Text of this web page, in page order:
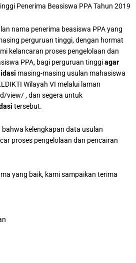
Penerima Beasiswa PPA Tahun 2019
nama penerima beasiswa PPA yang
perguruan tinggi, dengan hormat
kelancaran proses pengelolaan dan
PPA, bagi perguruan tinggiagar
masing-masing usulan mahasiswa
Wilayah VI melalui laman
view/ , dan segera untuk
tersebut.
kelengkapan data usulan
proses pengelolaan dan pencairan
yang baik, kami sampaikan terima